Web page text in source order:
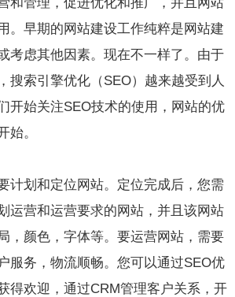
。早期的网站建设工作纯粹是网站建
考虑其他因素。现在不一样了。由于
搜索引擎优化（SEO）越来越受到人
开始关注SEO技术的使用，网站的优
始。
计划和定位网站。定位完成后，您需
运营和运营要求的网站，并且该网站
，颜色，字体等。要运营网站，需要
服务，物流顺畅。您可以通过SEO优
得欢迎，通过CRM管理客户关系，开